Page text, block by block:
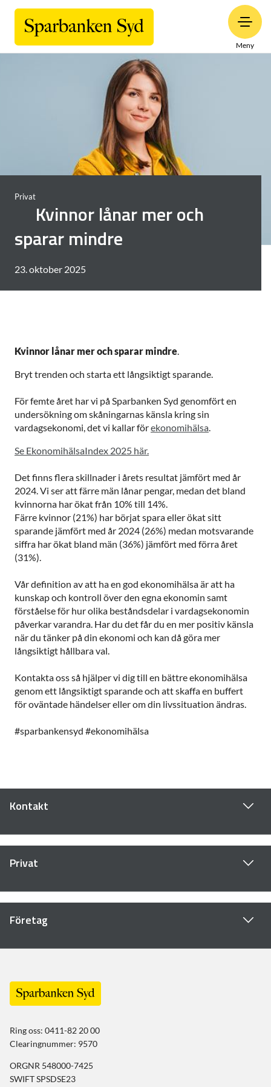
Meny
Privat
Kvinnor lånar mer och
sparar mindre
23. oktober 2025
Kvinnor lånar mer och sparar mindre
Bryt trenden och starta ett långsiktigt sparande.
För femte året har vi på Sparbanken Syd genomfört en
undersökning om skåningarnas känsla kring sin
vardagsekonomi, det vi kallar förekonomihälsa
Se EkonomihälsaIndex 2025 här.
Det finns flera skillnader i årets resultat jämfört med år
2024. Vi ser att färre män lånar pengar, medan det bland
kvinnorna har ökat från 10% till 14%.
Färre kvinnor (21%) har börjat spara eller ökat sitt
sparande jämfört med år 2024 (26%) medan motsvarande
siffra har ökat bland män (36%) jämfört med förra året
(31%).
Vår definition av att ha en god ekonomihälsa är att ha
kunskap och kontroll över den egna ekonomin samt
förståelse för hur olika beståndsdelar i vardagsekonomin
påverkar varandra. Har du det får du en mer positiv känsla
när du tänker på din ekonomi och kan då göra mer
långsiktigt hållbara val.
Kontakta oss så hjälper vi dig till en bättre ekonomihälsa
genom ett långsiktigt sparande och att skaffa en buffert
för oväntade händelser eller om din livssituation ändras.
#sparbankensyd #ekonomihälsa
Kontakt
Privat
Företag
Ring oss: 0411-82 20 00
Clearingnummer: 9570
ORGNR 548000-7425
SWIFT SPSDSE23